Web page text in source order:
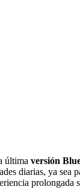
última versión
diarias, ya
prolongada